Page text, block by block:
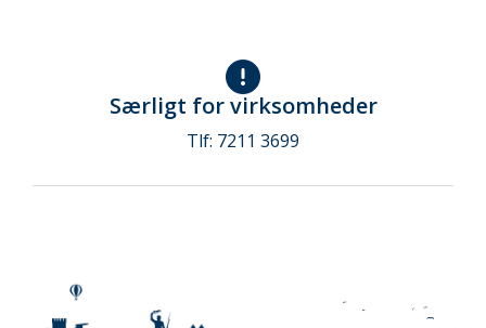
Særligt for virksomheder
Tlf: 7211 3699